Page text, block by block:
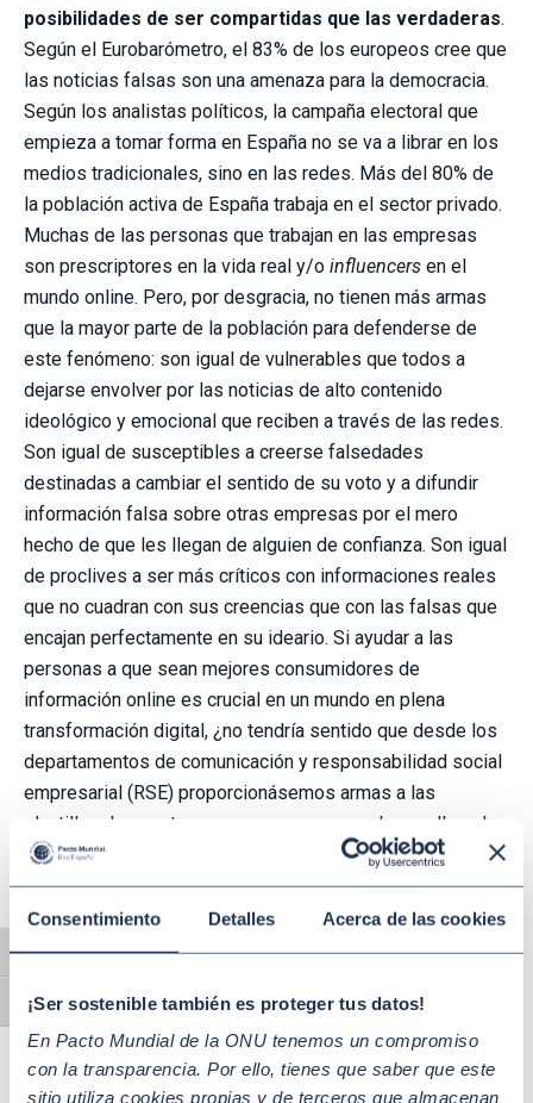
Consentimiento Detalles Acerca de las cookies
¡Ser sostenible también es proteger tus datos!
En Pacto Mundial de la ONU tenemos un compromiso
con la transparencia. Por ello, tienes que saber que este
sitio utiliza cookies propias y de terceros que almacenan
Alternar alto contraste
Alternar tamaño de letra
posibilidades de ser compartidas que las verdaderas.
Según el Eurobarómetro, el 83% de los europeos cree que
las noticias falsas son una amenaza para la democracia.
Según los analistas políticos, la campaña electoral que
empieza a tomar forma en España no se va a librar en los
medios tradicionales, sino en las redes. Más del 80% de
la población activa de España trabaja en el sector privado.
Muchas de las personas que trabajan en las empresas
son prescriptores en la vida real y/o influencers en el
mundo online. Pero, por desgracia, no tienen más armas
que la mayor parte de la población para defenderse de
este fenómeno: son igual de vulnerables que todos a
dejarse envolver por las noticias de alto contenido
ideológico y emocional que reciben a través de las redes.
Son igual de susceptibles a creerse falsedades
destinadas a cambiar el sentido de su voto y a difundir
información falsa sobre otras empresas por el mero
hecho de que les llegan de alguien de confianza. Son igual
de proclives a ser más críticos con informaciones reales
que no cuadran con sus creencias que con las falsas que
encajan perfectamente en su ideario. Si ayudar a las
personas a que sean mejores consumidores de
información online es crucial en un mundo en plena
transformación digital, ¿no tendría sentido que desde los
departamentos de comunicación y responsabilidad social
empresarial (RSE) proporcionásemos armas a las
plantillas de nuestras empresas para que desarrollen el
sentido crítico y se conviertan en embajadores contra las
fake news?En el centro de las labores de la RSE están
la transparencia y la responsabilidad,que derivan en
gran parte de nuestra capacidad para comunicar con
compromiso con la difusión de información contrastada y
confiable es más importante que nunca. Podemos
monitorizar las redes sociales y los medios digitales,